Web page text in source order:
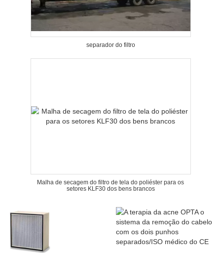
separador do filtro
Malha de secagem do filtro de tela do poliéster para os
setores KLF30 dos bens brancos